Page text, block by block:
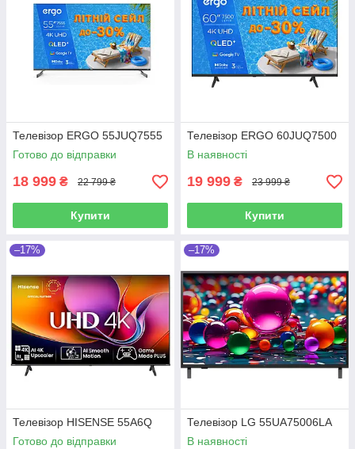
Телевізор ERGO 55JUQ7555
Готово до відправки
18 999 ₴ 22 799 ₴
Купити
Телевізор ERGO 60JUQ7500
В наявності
19 999 ₴ 23 999 ₴
Купити
–17%
Телевізор HISENSE 55A6Q
Готово до відправки
–17%
Телевізор LG 55UA75006LA
В наявності